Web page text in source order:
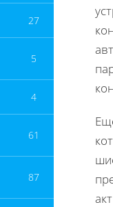
27
5
4
61
87